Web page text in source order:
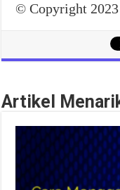
© Copyright
Artikel